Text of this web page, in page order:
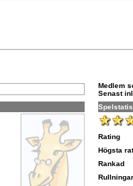
Medlem
Senast
Rating
Högsta
Rankad
Rullningar